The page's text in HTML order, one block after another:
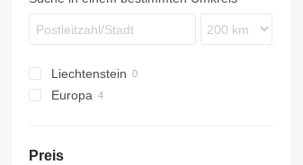
Liechtenstein
Europa
Preis